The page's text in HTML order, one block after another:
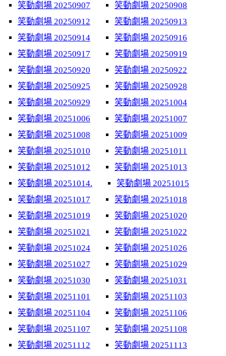
笑動劇場 20250907
笑動劇場 20250908
笑動劇場 20250912
笑動劇場 20250913
笑動劇場 20250914
笑動劇場 20250916
笑動劇場 20250917
笑動劇場 20250919
笑動劇場 20250920
笑動劇場 20250922
笑動劇場 20250925
笑動劇場 20250928
笑動劇場 20250929
笑動劇場 20251004
笑動劇場 20251006
笑動劇場 20251007
笑動劇場 20251008
笑動劇場 20251009
笑動劇場 20251010
笑動劇場 20251011
笑動劇場 20251012
笑動劇場 20251013
笑動劇場 20251014.
笑動劇場 20251015
笑動劇場 20251017
笑動劇場 20251018
笑動劇場 20251019
笑動劇場 20251020
笑動劇場 20251021
笑動劇場 20251022
笑動劇場 20251024
笑動劇場 20251026
笑動劇場 20251027
笑動劇場 20251029
笑動劇場 20251030
笑動劇場 20251031
笑動劇場 20251101
笑動劇場 20251103
笑動劇場 20251104
笑動劇場 20251106
笑動劇場 20251107
笑動劇場 20251108
笑動劇場 20251112
笑動劇場 20251113